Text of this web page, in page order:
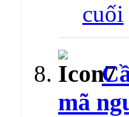
mã